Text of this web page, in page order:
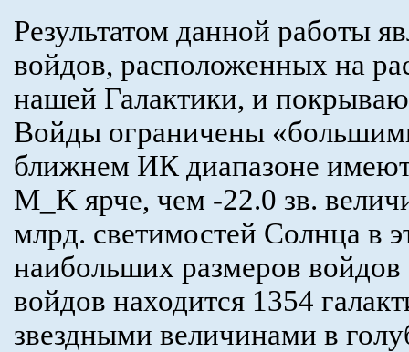
Результатом данной работы
войдов, расположенных на
нашей Галактики, и
Войды ограничены
ближнем ИК диапазоне
M_K ярче, чем -22.0 зв.
млрд. светимостей Солнца в
наибольших размеров
войдов находится 1354
звездными величинами в